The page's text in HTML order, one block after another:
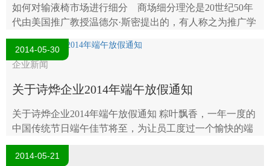
如何对输液椅市场进行细分 商场细分理沦是20世纪50年
代由美国推广教授温德尔·斯密提出的，有人称之为推广学
中继“消费者为中间观念”之后的又一次革新。商场细分是
指输..
2014-05-30
企业新闻
关于诗烨企业2014年端午放假通知
关于诗烨企业2014年端午放假通知 粽叶飘香，一年一度的
中国传统节日端午佳节将至，为让员工度过一个愉快的端
午佳节，根据国家节假日放假规定及结合我司实际情况，
现将我司2014年端午节放假具体..
2014-05-21